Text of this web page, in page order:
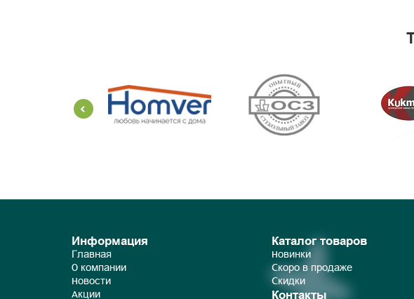
Информация
Главная
О компании
Новости
Акции
Каталог товаров
Новинки
Скоро в продаже
Скидки
Контакты